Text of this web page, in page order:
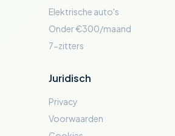
Elektrische auto's
Onder €300/maand
7-zitters
Juridisch
Privacy
Voorwaarden